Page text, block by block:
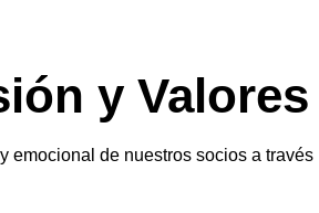
y Valores
emocional de nuestros socios a través